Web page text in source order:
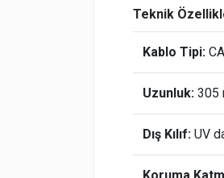
Teknik
Kablo Tipi:
Uzunluk: 305
Dış Kılıf: UV
Koruma